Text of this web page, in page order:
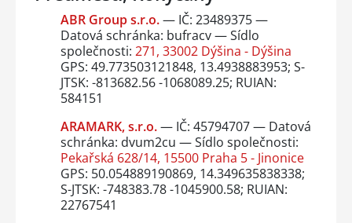
ABR Group s.r.o.— IČ: 23489375 —
Datová schránka: bufracv — Sídlo
společnosti: 271, 33002 Dýšina - Dýšina
GPS: 49.773503121848, 13.4938883953; S-
JTSK: -813682.56 -1068089.25; RUIAN:
584151
ARAMARK, s.r.o.— IČ: 45794707 — Datová
schránka: dvum2cu — Sídlo společnosti:
Pekařská 628/14, 15500 Praha 5 - Jinonice
GPS: 50.054889190869, 14.349635838338;
S-JTSK: -748383.78 -1045900.58; RUIAN:
22767541